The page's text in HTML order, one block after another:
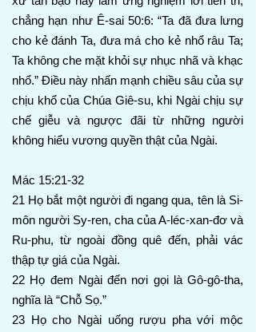
chẳng hạn như Ê-sai 50:6: “Ta đã đưa lưng
cho kẻ đánh Ta, đưa má cho kẻ nhổ râu Ta;
Ta không che mặt khỏi sự nhục nhã và khạc
nhổ.” Điều này nhấn mạnh chiều sâu của sự
chịu khổ của Chúa Giê-su, khi Ngài chịu sự
chế giễu và ngược đãi từ những người
không hiểu vương quyền thật của Ngài.
Mác 15:21-32
21 Họ bắt một người đi ngang qua, tên là Si-
môn người Sy-ren, cha của A-léc-xan-đơ và
Ru-phu, từ ngoài đồng quê đến, phải vác
thập tự giá của Ngài.
22 Họ đem Ngài đến nơi gọi là Gô-gô-tha,
nghĩa là “Chỗ Sọ.”
23 Họ cho Ngài uống rượu pha với mộc